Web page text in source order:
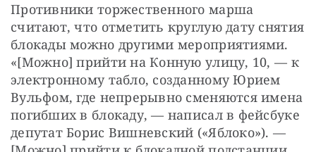
Противники торжественного марша
считают, что отметить круглую дату снятия
блокады можно другими мероприятиями.
«[Можно] прийти на Конную улицу, 10, — к
электронному табло, созданному Юрием
Вульфом, где непрерывно сменяются имена
погибших в блокаду, — написал в фейсбуке
депутат Борис Вишневский («Яблоко»). —